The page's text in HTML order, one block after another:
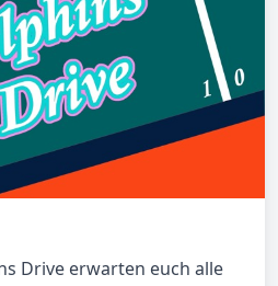
Drive erwarten euch alle